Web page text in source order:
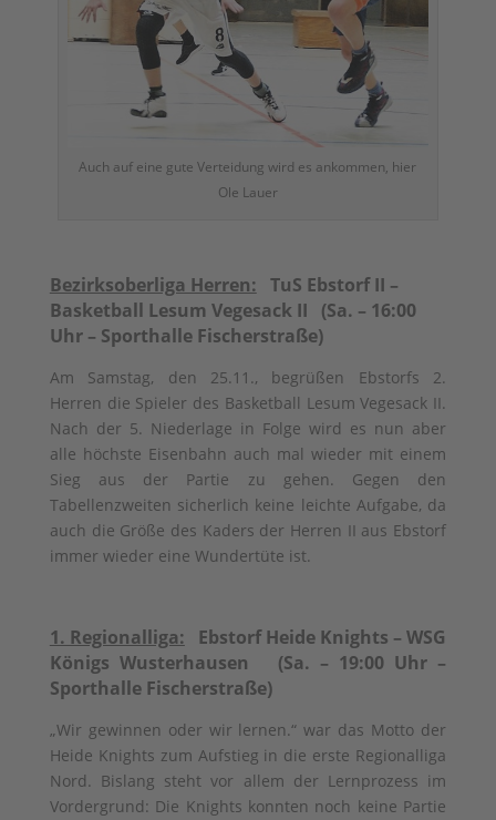
Auch auf eine gute Verteidung wird es ankommen, hier
Ole Lauer
Bezirksoberliga Herren: TuS Ebstorf II –
Basketball Lesum Vegesack II (Sa. – 16:00
Uhr – Sporthalle Fischerstraße)
Am Samstag, den 25.11., begrüßen Ebstorfs 2.
Herren die Spieler des Basketball Lesum Vegesack II.
Nach der 5. Niederlage in Folge wird es nun aber
alle höchste Eisenbahn auch mal wieder mit einem
Sieg aus der Partie zu gehen. Gegen den
Tabellenzweiten sicherlich keine leichte Aufgabe, da
auch die Größe des Kaders der Herren II aus Ebstorf
immer wieder eine Wundertüte ist.
1. Regionalliga: Ebstorf Heide Knights – WSG
Königs Wusterhausen (Sa. – 19:00 Uhr –
Sporthalle Fischerstraße)
„Wir gewinnen oder wir lernen.“ war das Motto der
Heide Knights zum Aufstieg in die erste Regionalliga
Nord. Bislang steht vor allem der Lernprozess im
Vordergrund: Die Knights konnten noch keine Partie